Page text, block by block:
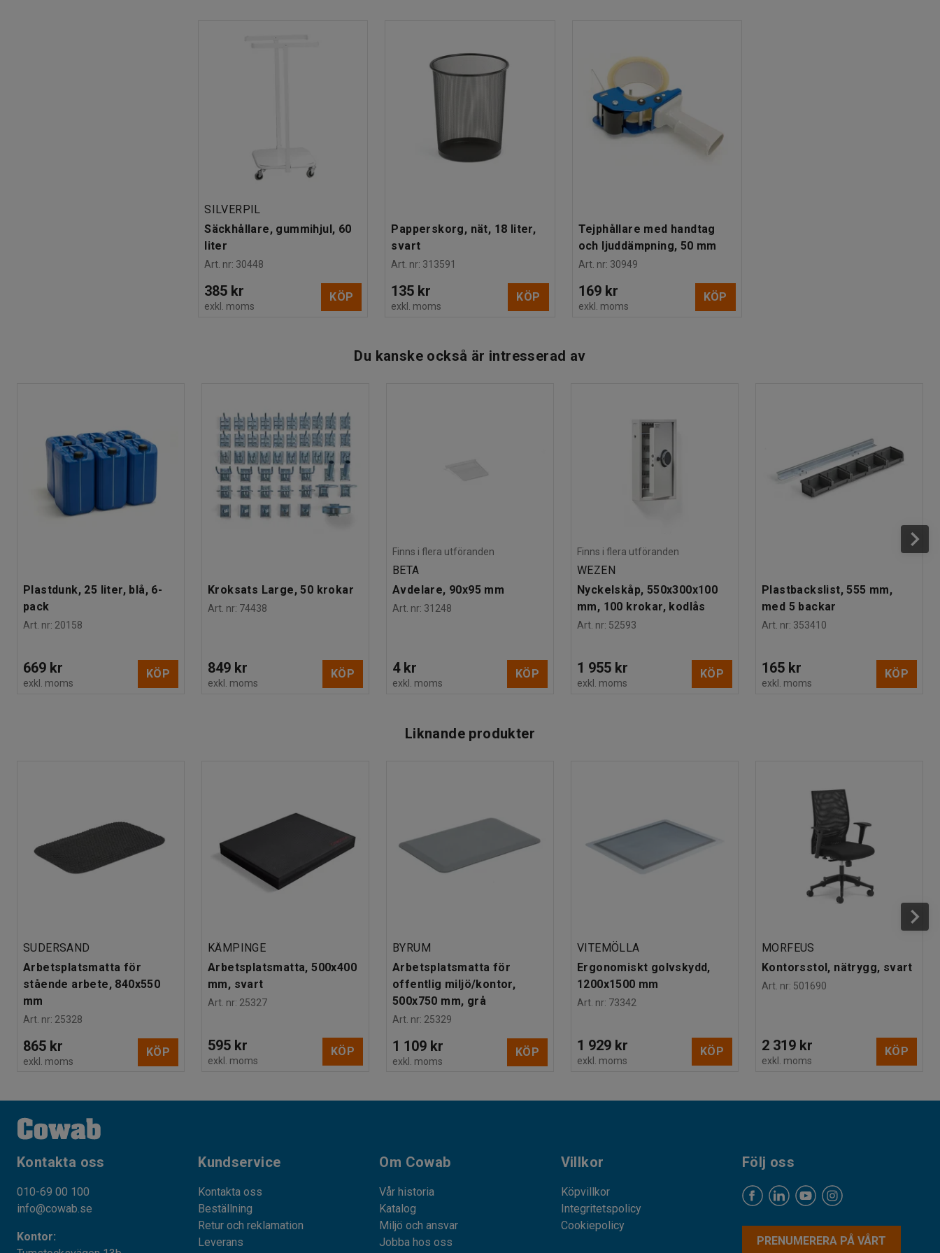
SILVERPIL
Säckhållare, gummihjul, 60
liter
Art. nr: 30448
385 kr
exkl. moms
KÖP
Papperskorg, nät, 18 liter,
svart
Art. nr: 313591
135 kr
exkl. moms
KÖP
Tejphållare med handtag
och ljuddämpning, 50 mm
Art. nr: 30949
169 kr
exkl. moms
KÖP
Du kanske också är intresserad av
Plastdunk, 25 liter, blå, 6-
pack
Art. nr: 20158
669 kr
exkl. moms
KÖP
Kroksats Large, 50 krokar
Art. nr: 74438
849 kr
exkl. moms
KÖP
Finns i flera utföranden
BETA
Avdelare, 90x95 mm
Art. nr: 31248
4 kr
exkl. moms
KÖP
Finns i flera utföranden
WEZEN
Nyckelskåp, 550x300x100
mm, 100 krokar, kodlås
Art. nr: 52593
1 955 kr
exkl. moms
KÖP
Plastbackslist, 555 mm,
med 5 backar
Art. nr: 353410
165 kr
exkl. moms
KÖP
Liknande produkter
SUDERSAND
Arbetsplatsmatta för
stående arbete, 840x550
mm
Art. nr: 25328
865 kr
exkl. moms
KÖP
KÄMPINGE
Arbetsplatsmatta, 500x400
mm, svart
Art. nr: 25327
595 kr
exkl. moms
KÖP
BYRUM
Arbetsplatsmatta för
offentlig miljö/kontor,
500x750 mm, grå
Art. nr: 25329
1 109 kr
exkl. moms
KÖP
VITEMÖLLA
Ergonomiskt golvskydd,
1200x1500 mm
Art. nr: 73342
1 929 kr
exkl. moms
KÖP
MORFEUS
Kontorsstol, nätrygg, svart
Art. nr: 501690
2 319 kr
exkl. moms
KÖP
Kontakta oss
010-69 00 100
info@cowab.se
Kontor:
Kundservice
Kontakta oss
Beställning
Retur och reklamation
Leverans
Om Cowab
Vår historia
Katalog
Miljö och ansvar
Jobba hos oss
Villkor
Köpvillkor
Integritetspolicy
Cookiepolicy
Följ oss
PRENUMERERA PÅ VÅRT